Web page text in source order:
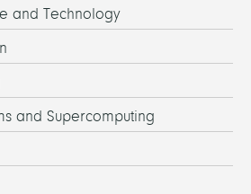
and Technology
and Supercomputing